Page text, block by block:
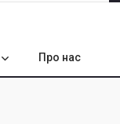
Про нас